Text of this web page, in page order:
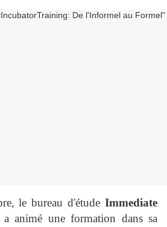
le bureau d'étude Immediate
a animé une formation dans sa